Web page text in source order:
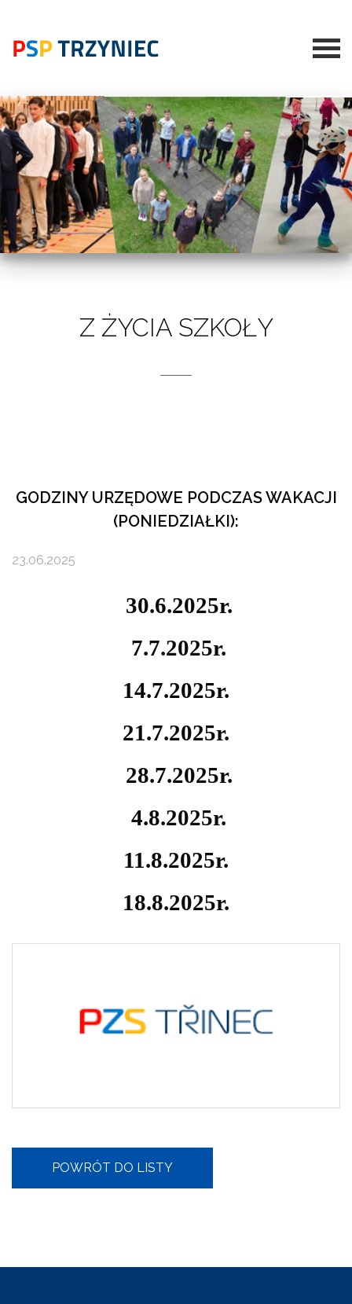
Z ŻYCIA SZKOŁY
GODZINY URZĘDOWE PODCZAS WAKACJI
(PONIEDZIAŁKI):
23.06.2025
30.6.2025r.
7.7.2025r.
14.7.2025r.
21.7.2025r.
28.7.2025r.
4.8.2025r.
11.8.2025r.
18.8.2025r.